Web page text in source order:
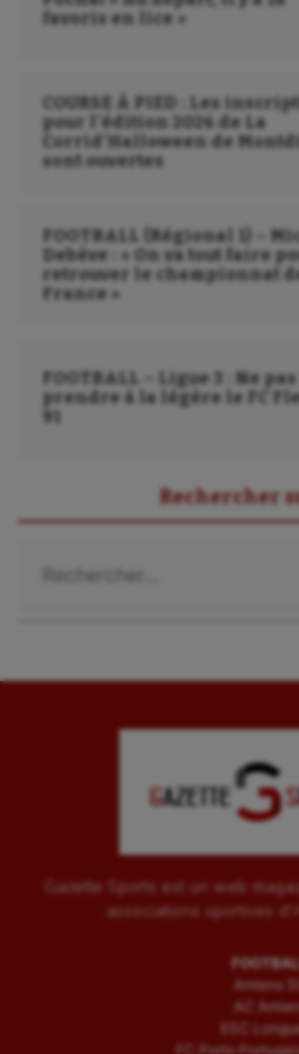
Sauvetage sportif
Sport handicap
Sport santé
Sport-santé
Triathlon
UNSS
favoris en lice »
COURSE À PIED : Les
pour l’édition 2026 de La
Corrid’Halloween de
sont ouvertes
FOOTBALL (Régional 1) –
Debève : « On va tout faire
retrouver le championnat
France »
FOOTBALL – Ligue 3 : Ne pas
prendre à la légère le FC
91
Rechercher
Gazette Sports est un web
associations sportives
Amiens SC
AC
ESC
FC Porto